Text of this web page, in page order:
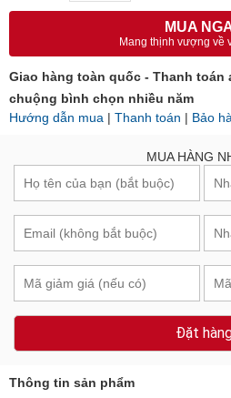
MUA
Mang thịnh vượng về
Giao hàng toàn quốc - Thanh toán
chuộng bình chọn nhiều năm
Hướng dẫn mua | Thanh toán | Bảo
MUA HÀNG
Đặt
Thông tin sản phẩm